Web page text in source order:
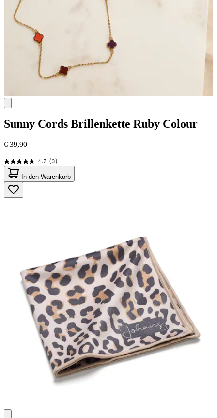
Sunny Cords Brillenkette Ruby Colour
€ 39,90
4.7 (3)
4.7
von
5
Sternen.
3
In den Warenkorb